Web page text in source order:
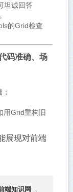
坦诚回答
的Grid检查
码准确、场
用Grid重构旧
展现对前端
端知识网 ，